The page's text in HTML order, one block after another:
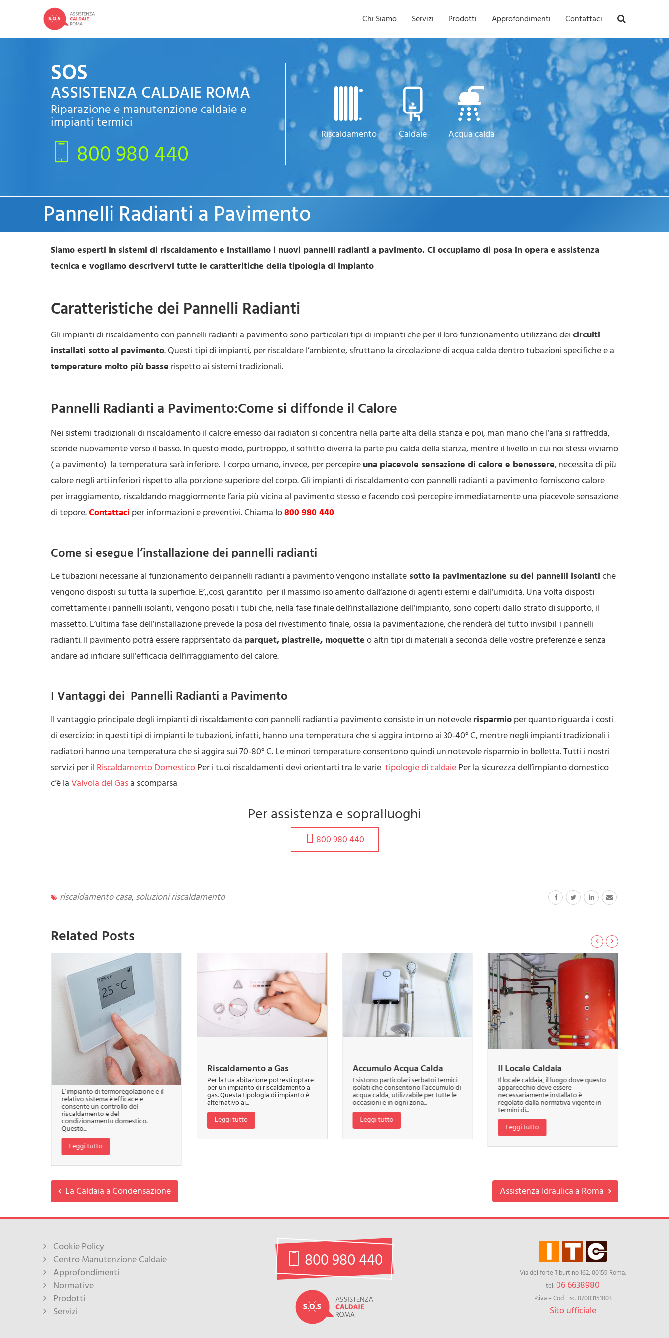
Chi Siamo Servizi Prodotti Approfondimenti Contattaci
SOS
ASSISTENZA CALDAIE ROMA
Riparazione e manutenzione caldaie e
impianti termici
800 980 440
Riscaldamento Caldaie Acqua calda
Pannelli Radianti a Pavimento
Siamo esperti in sistemi di riscaldamento e installiamo i nuovi pannelli radianti a pavimento. Ci occupiamo di posa in opera e assistenza
tecnica e vogliamo descrivervi tutte le caratteritiche della tipologia di impianto
Caratteristiche dei Pannelli Radianti
Gli impianti di riscaldamento con pannelli radianti a pavimento sono particolari tipi di impianti che per il loro funzionamento utilizzano dei circuiti
installati sotto al pavimento. Questi tipi di impianti, per riscaldare l’ambiente, sfruttano la circolazione di acqua calda dentro tubazioni specifiche e a
temperature molto più basse rispetto ai sistemi tradizionali.
Pannelli Radianti a Pavimento:Come si diffonde il Calore
Nei sistemi tradizionali di riscaldamento il calore emesso dai radiatori si concentra nella parte alta della stanza e poi, man mano che l’aria si raffredda,
scende nuovamente verso il basso. In questo modo, purtroppo, il soffitto diverrà la parte più calda della stanza, mentre il livello in cui noi stessi viviamo
( a pavimento) la temperatura sarà inferiore. Il corpo umano, invece, per percepire una piacevole sensazione di calore e benessere, necessita di più
calore negli arti inferiori rispetto alla porzione superiore del corpo. Gli impianti di riscaldamento con pannelli radianti a pavimento forniscono calore
per irraggiamento, riscaldando maggiormente l’aria più vicina al pavimento stesso e facendo così percepire immediatamente una piacevole sensazione
di tepore.Contattaci per informazioni e preventivi. Chiama lo800 980 440
Come si esegue l’installazione dei pannelli radianti
Le tubazioni necessarie al funzionamento dei pannelli radianti a pavimento vengono installate sotto la pavimentazione su dei pannelli isolanti che
vengono disposti su tutta la superficie. E’,,così, garantito per il massimo isolamento dall’azione di agenti esterni e dall’umidità. Una volta disposti
correttamente i pannelli isolanti, vengono posati i tubi che, nella fase finale dell’installazione dell’impianto, sono coperti dallo strato di supporto, il
massetto. L’ultima fase dell’installazione prevede la posa del rivestimento finale, ossia la pavimentazione, che renderà del tutto invsibili i pannelli
radianti. Il pavimento potrà essere rapprsentato da parquet, piastrelle, moquette o altri tipi di materiali a seconda delle vostre preferenze e senza
andare ad inficiare sull’efficacia dell’irraggiamento del calore.
I Vantaggi dei Pannelli Radianti a Pavimento
Il vantaggio principale degli impianti di riscaldamento con pannelli radianti a pavimento consiste in un notevole risparmio per quanto riguarda i costi
di esercizio: in questi tipi di impianti le tubazioni, infatti, hanno una temperatura che si aggira intorno ai 30-40° C, mentre negli impianti tradizionali i
radiatori hanno una temperatura che si aggira sui 70-80° C. Le minori temperature consentono quindi un notevole risparmio in bolletta. Tutti i nostri
servizi per il Riscaldamento Domestico Per i tuoi riscaldamenti devi orientarti tra le varie tipologie di caldaie Per la sicurezza dell’impianto domestico
c’è la Valvola del Gas a scomparsa
Per assistenza e sopralluoghi
800 980 440
riscaldamento casa, soluzioni riscaldamento
Related Posts
Termoregolazione
L’impianto di termoregolazione e il
relativo sistema è efficace e
consente un controllo del
riscaldamento e del
condizionamento domestico.
Questo...
Leggi tutto
Riscaldamento a Gas
Per la tua abitazione potresti optare
per un impianto di riscaldamento a
gas. Questa tipologia di impianto è
alternativo ai...
Leggi tutto
Accumulo Acqua Calda
Esistono particolari serbatoi termici
isolati che consentono l’accumulo di
acqua calda, utilizzabile per tutte le
occasioni e in ogni zona...
Leggi tutto
Il Locale Caldaia
Il locale caldaia, il luogo dove questo
apparecchio deve essere
necessariamente installato è
regolato dalla normativa vigente in
termini di...
Leggi tutto
La Caldaia a Condensazione Assistenza Idraulica a Roma
Cookie Policy
Centro Manutenzione Caldaie
Approfondimenti
Normative
Prodotti
Servizi
800 980 440
Via del forte Tiburtino 162, 00159 Roma.
tel: 06 6638980
P.iva – Cod Fisc. 07003151003
Sito ufficiale